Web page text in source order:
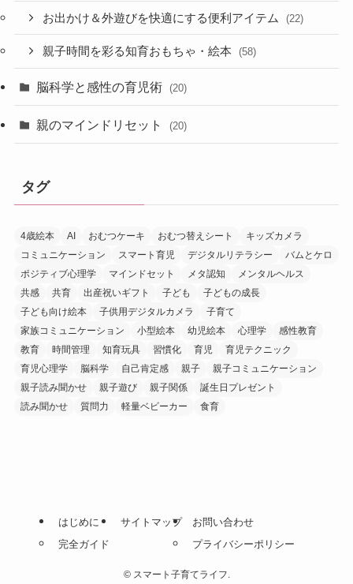
お出かけ＆外遊びを快適にする便利アイテム (22)
親子時間を彩る知育おもちゃ・絵本 (58)
脳科学と感性の育児術 (20)
親のマインドリセット (20)
タグ
4歳絵本 AI おむつケーキ おむつ替えシート
キッズカメラ
コミュニケーション
スマート育児 デジタルリテラシー
バムとケロ
ポジティブ心理学
マインドセット メタ認知
メンタルヘルス
共感
共育 出産祝いギフト 子ども
子どもの成長
子ども向け絵本
子供用デジタルカメラ
子育て
家族コミュニケーション
小型絵本 幼児絵本 心理学
感性教育
教育
時間管理 知育玩具 習慣化 育児
育児テクニック
育児心理学
脳科学 自己肯定感 親子
親子コミュニケーション
親子読み聞かせ
親子遊び 親子関係
誕生日プレゼント
読み聞かせ
質問力 軽量ベビーカー 食育
はじめに
完全ガイド
サイトマップ
お問い合わせ
プライバシーポリシー
©スマート子育てライフ.